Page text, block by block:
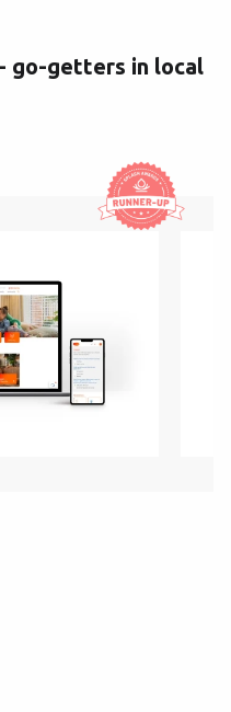
go-getters in local